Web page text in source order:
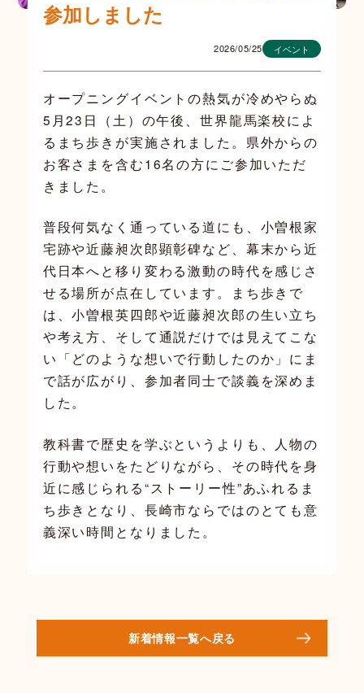
参加しました
2026/05/25 イベント
オープニングイベントの熱気が冷めやらぬ
5月23日（土）の午後、世界龍馬楽校によ
るまち歩きが実施されました。県外からの
お客さまを含む16名の方にご参加いただ
きました。
普段何気なく通っている道にも、小曽根家
宅跡や近藤昶次郎顕彰碑など、幕末から近
代日本へと移り変わる激動の時代を感じさ
せる場所が点在しています。まち歩きで
は、小曽根英四郎や近藤昶次郎の生い立ち
や考え方、そして通説だけでは見えてこな
い「どのような想いで行動したのか」にま
で話が広がり、参加者同士で談義を深めま
した。
教科書で歴史を学ぶというよりも、人物の
行動や想いをたどりながら、その時代を身
近に感じられる“ストーリー性”あふれるま
ち歩きとなり、長崎市ならではのとても意
義深い時間となりました。
新着情報一覧へ戻る